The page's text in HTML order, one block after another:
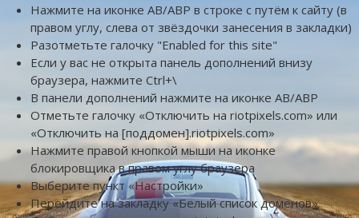
Нажмите на иконке AB/ABP в строке с путём к сайту (в
правом углу, слева от звёздочки занесения в закладки)
Разотметьте галочку "Enabled for this site"
Если у вас не открыта панель дополнений внизу
браузера, нажмите Ctrl+\
В панели дополнений нажмите на иконке AB/ABP
Отметьте галочку «Отключить на riotpixels.com» или
«Отключить на [поддомен].riotpixels.com»
Нажмите правой кнопкой мыши на иконке
блокировщика в правом углу браузера
Выберите пункт «Настройки»
Перейдите на закладку «Белый список доменов»